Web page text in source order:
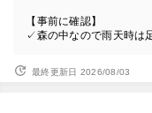
【事前に確認】
✓森の中なので雨天時は
最終更新日 2026/08/03